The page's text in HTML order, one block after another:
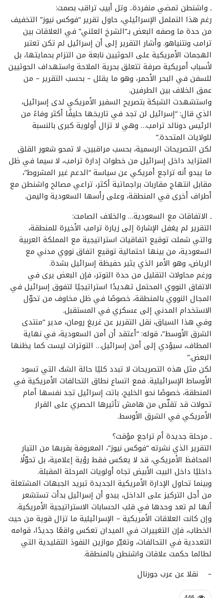
ـ واشنطن تمضي منفردة.. وتل أبيب تراقب بصمت:
رغم هذا التململ الإسرائيلي، حاول تقرير “فوكس نيوز” التخفيف
من حدة ما وصفه البعض بـ”الشرخ العلني” في العلاقات بين
ترامب ونتنياهو. وأشار التقرير إلى أن إسرائيل لم تكن تعتبر
الهجمات الأمريكية على الحوثيين نابعة من التزام بحمايتها، بل
لأسباب أمريكية صرفة تتعلق بحرية الملاحة واستهداف الحوثيين
للسفن في البحر الأحمر، وهو ما يقلل – بحسب التقرير – من
عمق الخلاف بين الطرفين.
واستشهدت الشبكة بتصريح السفير الأمريكي لدى إسرائيل،
الذي قال: “إسرائيل لن تجد في تاريخها حليفًا أكثر وفاءً من
الرئيس دونالد ترامب… وهي لا تزال أولوية كبرى بالنسبة
للولايات المتحدة.”
لكن التصريحات الرسمية، بحسب مراقبين، لا تمحو شعور القلق
المتزايد داخل إسرائيل من خطوات إدارة ترامب، لا سيما في ظل
ما يبدو أنه تراجع أمريكي عن سياسة “الدعم غير المشروط”،
مقابل انتهاج مقاربات براجماتية أكثر، تراعي مصالح واشنطن مع
أطراف أخرى في المنطقة، وعلى رأسها السعودية واليمن.
ـ الاتفاقات مع السعودية… والخلاف الصامت:
التقرير لم يغفل الإشارة إلى زيارة ترامب الأخيرة للمنطقة،
والتي شملت توقيع اتفاقيات استراتيجية مع المملكة العربية
السعودية، من بينها احتمالية توقيع اتفاق نووي مدني مع
الرياض، وهو الأمر الذي يثير حفيظة إسرائيل بشدة.
ورغم محاولات التقليل من حدة التوتر، فإن البعض يرى في
الاتفاق النووي المحتمل تهديدًا استراتيجيًا لتفوق إسرائيل في
المجال النووي بالمنطقة، خصوصًا في ظل مخاوف من تحوّل
الاستخدام المدني إلى عسكري في المستقبل.
وفي هذا السياق، نقل التقرير عن غريغ رومان، مدير “منتدى
الشرق الأوسط”، قوله: “أعتقد أن أمن السعودية، في نهاية
المطاف، سيؤدي إلى أمن إسرائيل… التوترات ليست كما يظنها
البعض.”
لكن مثل هذه التصريحات لا تبدد كليًا حالة الشك التي تسود
الأوساط الإسرائيلية. فمع اتساع نطاق التحالفات الأمريكية في
المنطقة، خصوصًا نحو الخليج، باتت إسرائيل تجد نفسها أمام
تحولات قد تقلّص من هامش تأثيرها الحصري على القرار
الأمريكي في الشرق الأوسط.
ـ مرحلة جديدة أم تراجع مؤقت؟
التقرير الذي نشرته “فوكس نيوز”، المعروفة بقربها من التيار
المحافظ الأمريكي، قد لا يعكس فقط رؤية إعلامية، بل تحوّلًا
داخليًا داخل البيت الأبيض تجاه أولويات المرحلة المقبلة.
وبينما تحاول الإدارة الأمريكية الجديدة تبريد الجبهات المشتعلة
من أجل التركيز على الداخل، يبدو أن إسرائيل بدأت تستشعر
أنها لم تعد وحدها في قلب الحسابات الاستراتيجية الأمريكية.
وإن كانت العلاقات الأمريكية – الإسرائيلية ما تزال قوية من حيث
الخطاب، فإن التغييرات في الميدان تعكس واقعًا جديدًا، قوامه
التعددية في التحالفات، وتغيّر موازين النفوذ التقليدية التي
لطالما حكمت علاقات واشنطن بالمنطقة.
– نقلا عن عرب جورنال